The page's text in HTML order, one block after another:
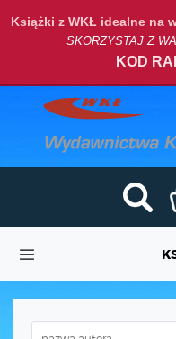
Książki z WKŁ idealne na
SKORZYSTAJ Z
KOD